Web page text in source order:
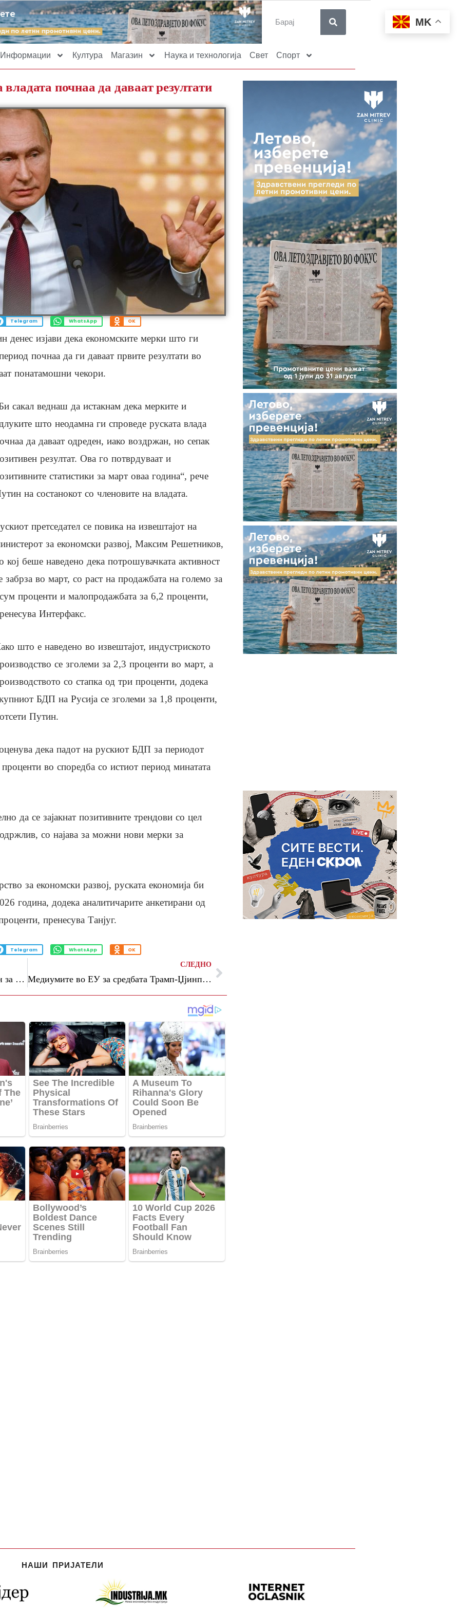
Информации Култура Магазин Наука и технологија Свет Спорт
почнаа да даваат резултати
Telegram WhatsApp OK
денес изјави дека економските мерки што ги
почнаа да ги даваат првите резултати во
понатамошни чекори.
сакал веднаш да истакнам дека мерките и
што неодамна ги спроведе руската влада
да даваат одреден, иако воздржан, но сепак
резултат. Ова го потврдуваат и
статистики за март оваа година“, рече
на состанокот со членовите на владата.
претседател се повика на извештајот на
за економски развој, Максим Решетников,
кој беше наведено дека потрошувачката активност
забрза во март, со раст на продажбата на големо за
проценти и малопродажбата за 6,2 проценти,
Интерфакс.
што е наведено во извештајот, индустриското
се зголеми за 2,3 проценти во март, а
со стапка од три проценти, додека
БДП на Русија се зголеми за 1,8 проценти,
Путин.
дека падот на рускиот БДП за периодот
во споредба со истиот период минатата
да се зајакнат позитивните трендови со цел
со најава за можни нови мерки за
за економски развој, руската економија би
година, додека аналитичарите анкетирани од
пренесува Танјуг.
Telegram WhatsApp OK
Концертот на Дејвид Гета распоредаден за помалку од 12 часа
СЛЕДНО
Медиумите во ЕУ за средбата Трамп-Џјинпинг: Борбата за светска превласт продолжува
НАШИ ПРИЈАТЕЛИ
MK